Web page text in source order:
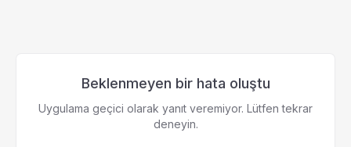
Beklenmeyen bir hata oluştu
Uygulama geçici olarak yanıt veremiyor. Lütfen tekrar
deneyin.